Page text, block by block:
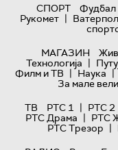
СПОРТ
Фудбал
Рукомет |
МАГАЗИН
Технологијa |
Филм и ТВ | Наука |
За мале
ТВ
РТС 1 | РТС 2
РТС Драма | РТС
РТС Трезор |